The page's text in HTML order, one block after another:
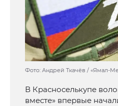
Фото: Андрей Ткачёв / «Ямал-
В Красноселькупе
вместе» впервые